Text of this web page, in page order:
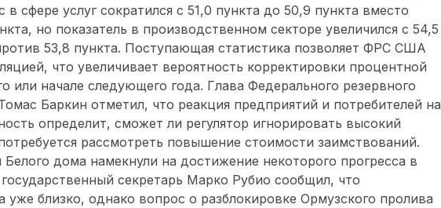
в сфере услуг сократился с 51,0 пункта до 50,9 пункта вместо
но показатель в производственном секторе увеличился с 54,5
53,8 пункта. Поступающая статистика позволяет ФРС США
что увеличивает вероятность корректировки процентной
или начале следующего года. Глава Федерального резервного
Баркин отметил, что реакция предприятий и потребителей на
определит, сможет ли регулятор игнорировать высокий
рассмотреть повышение стоимости заимствований.
Белого дома намекнули на достижение некоторого прогресса в
секретарь Марко Рубио сообщил, что
уже близко, однако вопрос о разблокировке Ормузского пролива